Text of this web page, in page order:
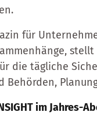
für
die tägliche
Behörden,
im Jahres-